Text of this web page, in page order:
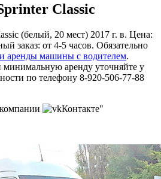
Classic
(белый, 20 мест) 2017 г. в. Цена:
заказ: от 4-5 часов. Обязательно
аренды машины с водителем.
аренду уточняйте у
по телефону 8-920-506-77-88
Контакте"